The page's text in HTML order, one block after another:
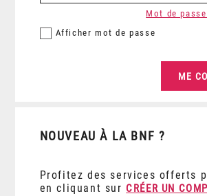
Afficher mot de passe
Mot de
NOUVEAU À LA BNF ?
Profitez des services offerts
en cliquant sur CRÉER UN